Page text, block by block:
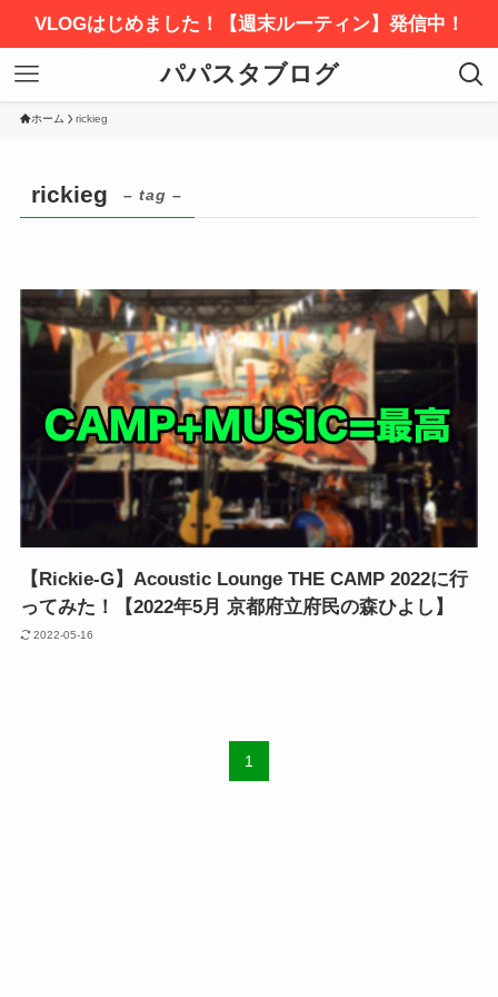
VLOGはじめました！【週末ルーティン】発信中！
パパスタブログ
ホーム rickieg
rickieg – tag –
【Rickie-G】Acoustic Lounge THE CAMP 2022に行
ってみた！【2022年5月 京都府立府民の森ひよし】
2022-05-16
1